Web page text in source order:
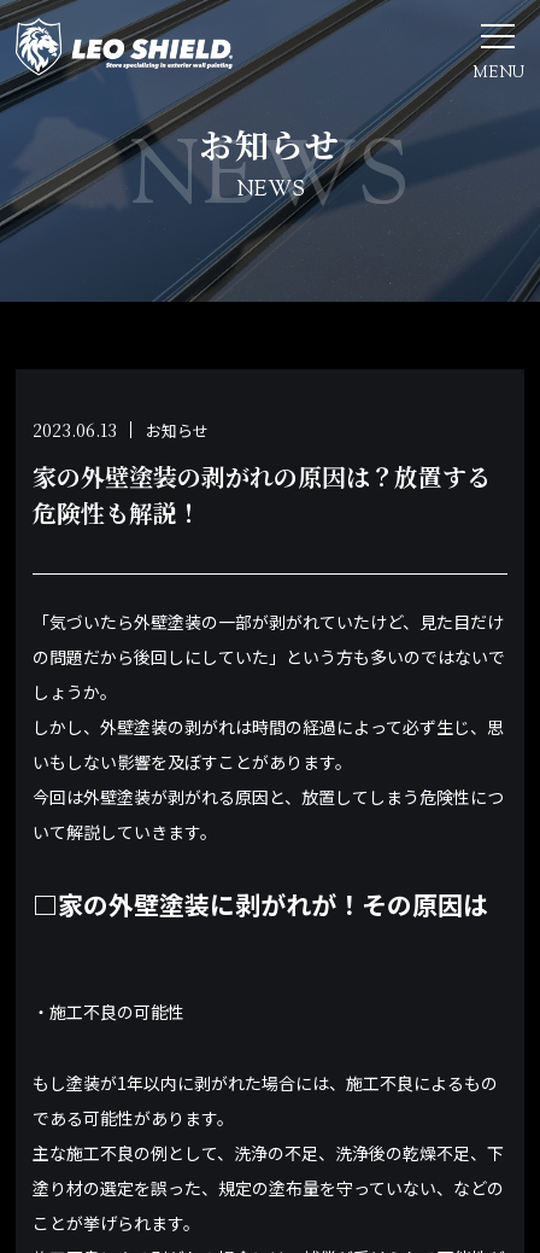
MENU
お知らせ
NEWS
2023.06.13 お知らせ
家の外壁塗装の剥がれの原因は？放置する
危険性も解説！
「気づいたら外壁塗装の一部が剥がれていたけど、見た目だけ
の問題だから後回しにしていた」という方も多いのではないで
しょうか。
しかし、外壁塗装の剥がれは時間の経過によって必ず生じ、思
いもしない影響を及ぼすことがあります。
今回は外壁塗装が剥がれる原因と、放置してしまう危険性につ
いて解説していきます。
□家の外壁塗装に剥がれが！その原因は
・施工不良の可能性
もし塗装が1年以内に剥がれた場合には、施工不良によるもの
である可能性があります。
主な施工不良の例として、洗浄の不足、洗浄後の乾燥不足、下
塗り材の選定を誤った、規定の塗布量を守っていない、などの
ことが挙げられます。